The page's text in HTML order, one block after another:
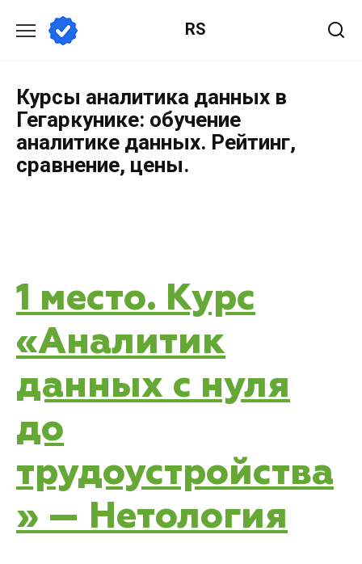
RS
Курсы аналитика данных в
Гегаркунике: обучение
аналитике данных. Рейтинг,
сравнение, цены.
1 место. Курс
«Аналитик
данных с нуля
до
трудоустройства
» — Нетология